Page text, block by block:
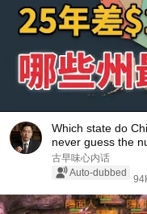
Which state do
never guess the
古早味心内话
Auto-dubbed